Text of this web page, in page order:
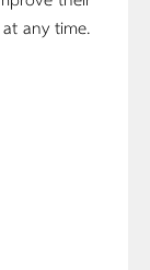
any time.